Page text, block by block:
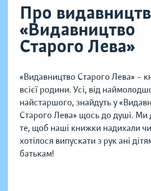
Про
«Видавництво
Старого Лева»
«Видавництво Старого Лева» –
всієї родини. Усі, від
найстаршого, знайдуть у
Старого Лева» щось до душі. Ми
те, щоб наші книжки надихали
хотілося випускати з рук ані
батькам!